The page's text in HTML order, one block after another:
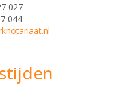
027
044